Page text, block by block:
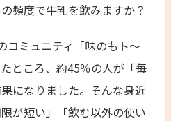
頻度で牛乳を飲みますか？
コミュニティ「味のもト～
ところ、約45％の人が「毎
になりました。そんな身近
が短い」「飲む以外の使い